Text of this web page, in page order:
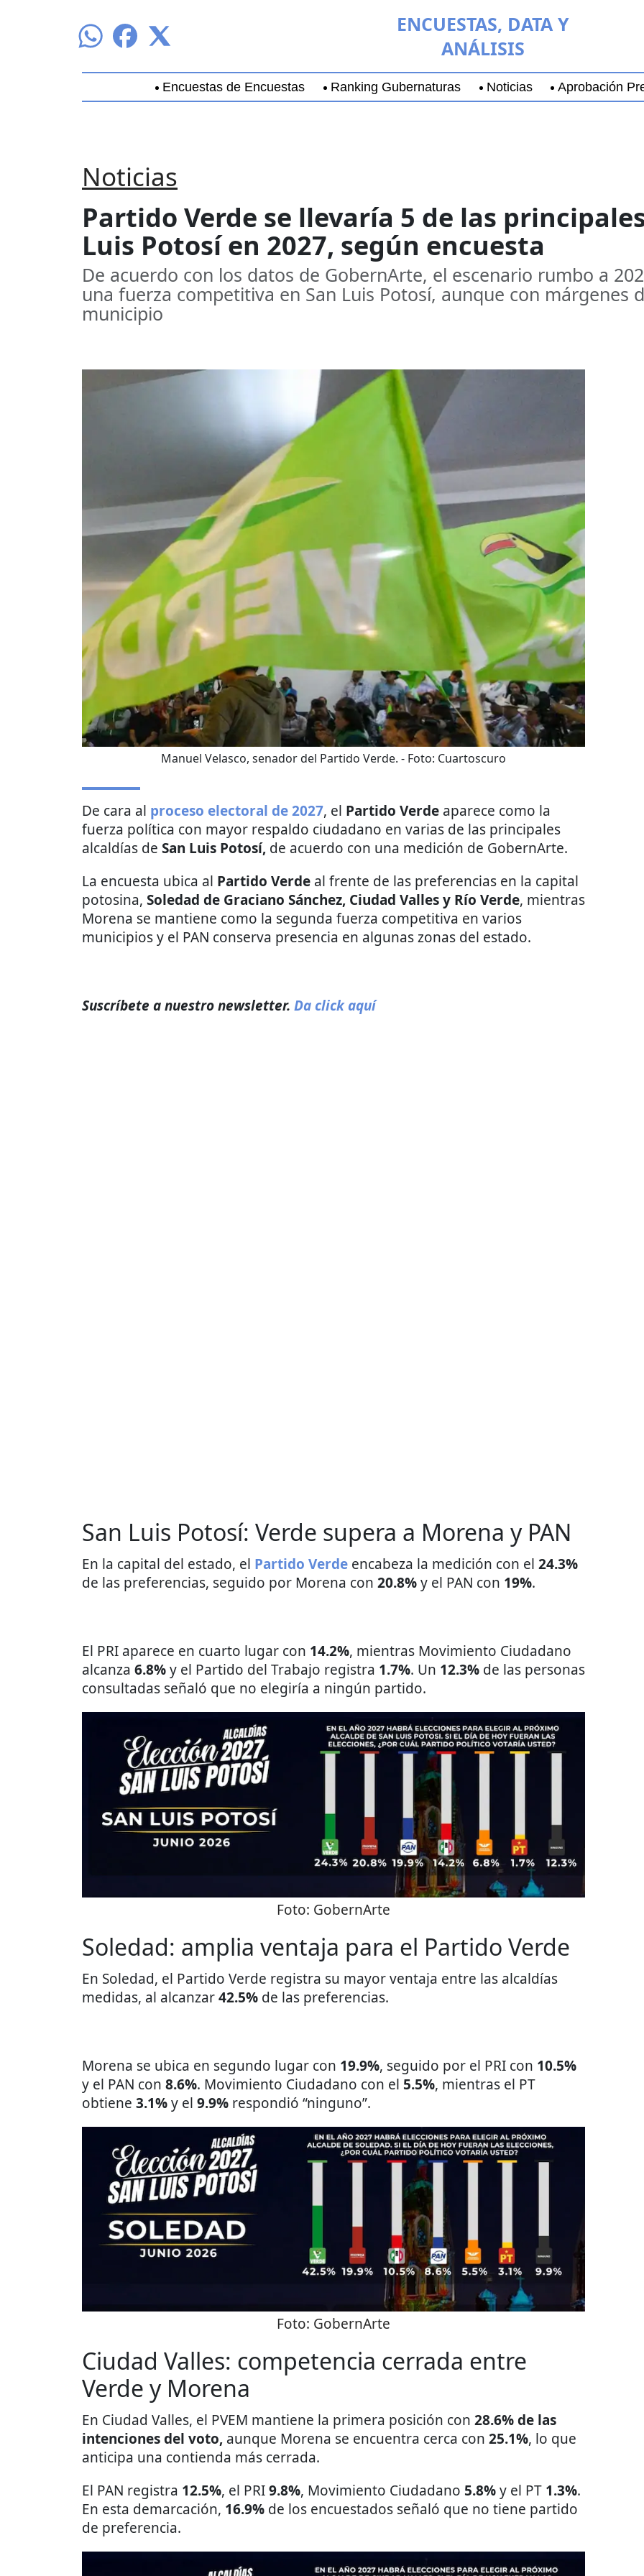
ENCUESTAS, DATA Y
ANÁLISIS
Encuestas de Encuestas Ranking Gubernaturas Noticias Aprobación
Noticias
Partido Verde se llevaría 5 de las
Luis Potosí en 2027, según encuesta
De acuerdo con los datos de GobernArte, el escenario rumbo a
una fuerza competitiva en San Luis Potosí, aunque con márgenes
municipio
Manuel Velasco, senador del Partido Verde. - Foto: Cuartoscuro
De cara al proceso electoral de 2027, el Partido Verde aparece como la
fuerza política con mayor respaldo ciudadano en varias de las principales
alcaldías de San Luis Potosí, de acuerdo con una medición de GobernArte.
La encuesta ubica al Partido Verde al frente de las preferencias en la capital
potosina, Soledad de Graciano Sánchez, Ciudad Valles y Río Verde, mientras
Morena se mantiene como la segunda fuerza competitiva en varios
municipios y el PAN conserva presencia en algunas zonas del estado.
Suscríbete a nuestro newsletter. Da click aquí
San Luis Potosí: Verde supera a Morena y PAN
En la capital del estado, el Partido Verde encabeza la medición con el 24.3%
de las preferencias, seguido por Morena con 20.8%y el PAN con 19%.
El PRI aparece en cuarto lugar con 14.2%, mientras Movimiento Ciudadano
alcanza 6.8%y el Partido del Trabajo registra 1.7%. Un 12.3% de las personas
consultadas señaló que no elegiría a ningún partido.
Foto: GobernArte
Soledad: amplia ventaja para el Partido Verde
En Soledad, el Partido Verde registra su mayor ventaja entre las alcaldías
medidas, al alcanzar42.5% de las preferencias.
Morena se ubica en segundo lugar con 19.9%, seguido por el PRI con 10.5%
y el PAN con 8.6%. Movimiento Ciudadano con el 5.5%, mientras el PT
obtiene 3.1%y el 9.9% respondió “ninguno”.
Foto: GobernArte
Ciudad Valles: competencia cerrada entre
Verde y Morena
En Ciudad Valles, el PVEM mantiene la primera posición con 28.6% de las
intenciones del voto, aunque Morena se encuentra cerca con 25.1%, lo que
anticipa una contienda más cerrada.
El PAN registra 12.5%, el PRI9.8%, Movimiento Ciudadano 5.8%y el PT 1.3%.
En esta demarcación, 16.9% de los encuestados señaló que no tiene partido
de preferencia.